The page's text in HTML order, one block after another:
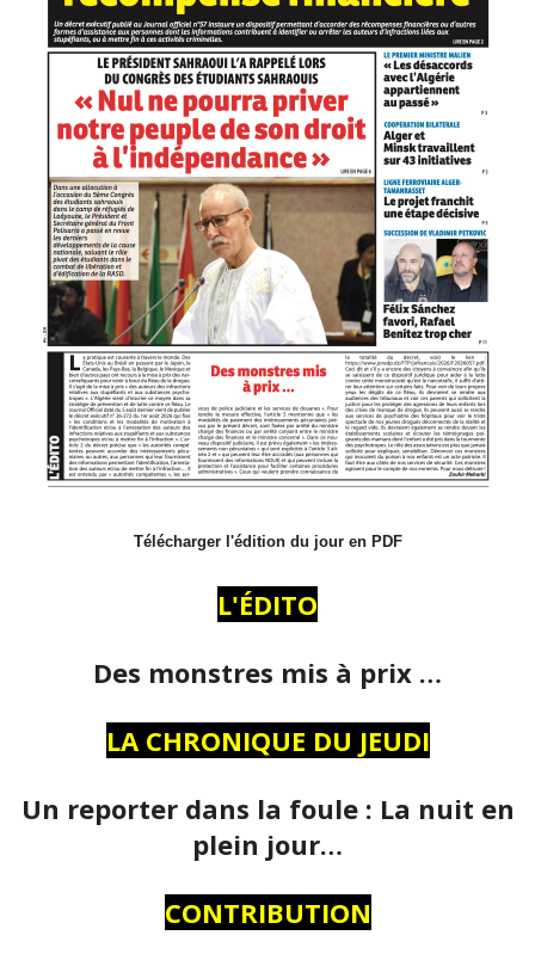
Télécharger l'édition du jour en PDF
L'ÉDITO
Des monstres mis à prix …
LA CHRONIQUE DU JEUDI
Un reporter dans la foule : La nuit en
plein jour…
CONTRIBUTION